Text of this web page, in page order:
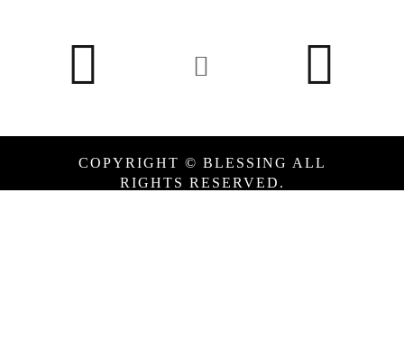
COPYRIGHT © BLESSING ALL
RIGHTS RESERVED.